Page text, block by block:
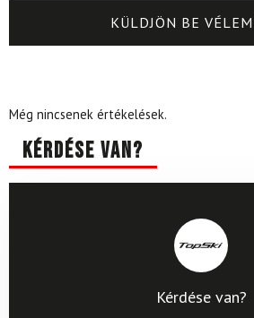
Még nincsenek értékelések.
Kérdése van?
Kérdése van?